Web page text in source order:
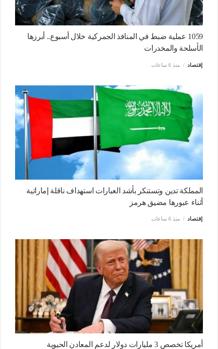
1059 عملية ضبط في المنافذ الجمركية خلال أسبوع.. أبرزها
الأسلحة والمخدرات
إقتصاد منذ 6 ساعات
المملكة تدين وتستنكر بأشد العبارات استهداف ناقلة إماراتية
أثناء عبورها مضيق هرمز
إقتصاد منذ 6 ساعات
أمريكا تخصص 3 مليارات دولار لدعم المعادن الحيوية